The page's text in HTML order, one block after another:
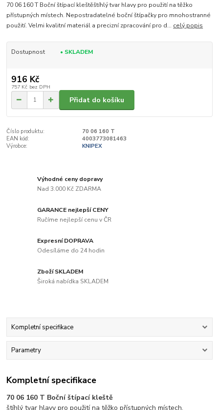
70 06 160 T Boční štípací kleštěštíhlý tvar hlavy pro použití na těžko
přístupných místech. Nepostradatelné boční štípačky pro mnohostranné
použití. Velmi kvalitní materiál a precizní zpracování pro d... celý popis
Dostupnost • SKLADEM
916 Kč
757 Kč bez DPH
Přidat do košíku
Číslo produktu:
70 06 160 T
EAN kód:
4003773081463
Výrobce:
KNIPEX
Výhodné ceny dopravy
Nad 3.000 Kč ZDARMA
GARANCE nejlepší CENY
Ručíme nejlepší cenu v ČR
Expresní DOPRAVA
Odesíláme do 24 hodin
Zboží SKLADEM
Široká nabídka SKLADEM
Kompletní specifikace
Parametry
Kompletní specifikace
70 06 160 T Boční štípací kleště
štíhlý tvar hlavy pro použití na těžko přístupných místech.